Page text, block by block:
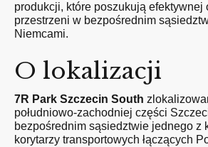
produkcji, które poszukują efektywnej
przestrzeni w bezpośrednim
Niemcami.
O lokalizacji
7R Park Szczecin South
południowo-zachodniej części
bezpośrednim sąsiedztwie jednego z
korytarzy transportowych łączących